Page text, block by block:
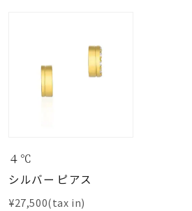
４℃
シルバー ピアス
¥27,500(tax in)